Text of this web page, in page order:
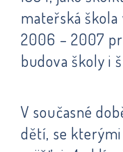
mateřská
2006 – 2007
budova školy i
V současné
dětí, se